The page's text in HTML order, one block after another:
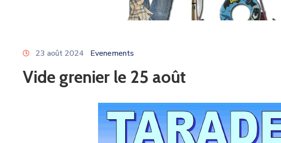
23 août 2024 Evenements
Vide grenier le 25 août